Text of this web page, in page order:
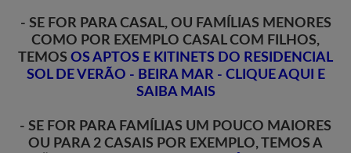
- SE FOR PARA CASAL, OU FAMÍLIAS MENORES
COMO POR EXEMPLO CASAL COM FILHOS,
TEMOS OS APTOS E KITINETS DO RESIDENCIAL
SOL DE VERÃO - BEIRA MAR - CLIQUE AQUI E
SAIBA MAIS
- SE FOR PARA FAMÍLIAS UM POUCO MAIORES
OU PARA 2 CASAIS POR EXEMPLO, TEMOS A